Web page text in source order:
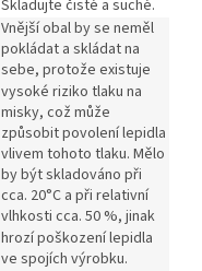
Skladujte čisté a suché.
Vnější obal by se neměl
pokládat a skládat na
sebe, protože existuje
vysoké riziko tlaku na
misky, což může
způsobit povolení lepidla
vlivem tohoto tlaku. Mělo
by být skladováno při
cca. 20°C a při relativní
vlhkosti cca. 50 %, jinak
hrozí poškození lepidla
ve spojích výrobku.